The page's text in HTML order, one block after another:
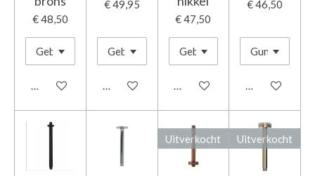
€ 48,50
In winkelwagen
€ 49,95
In winkelwagen
€ 47,50
In winkelwagen
€ 46,50
In
Uitverkocht Uitverkocht